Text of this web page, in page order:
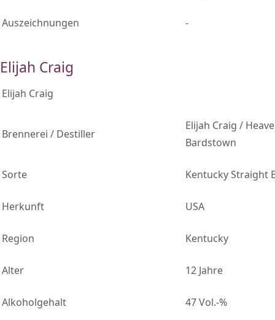
Auszeichnungen -
Elijah Craig
Elijah Craig
Brennerei / Destiller
Elijah Craig /
Bardstown
Sorte Kentucky Straight
Herkunft USA
Region Kentucky
Alter 12 Jahre
Alkoholgehalt 47 Vol.-%